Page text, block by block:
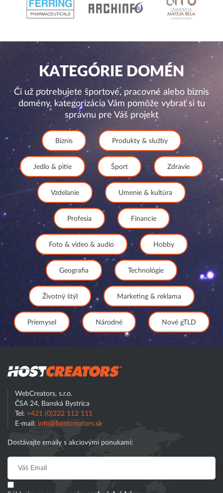
KATEGÓRIE DOMÉN
Či už potrebujete športové, pracovné alebo biznis
domény, kategorizácia Vám pomôže vybrať si tu
správnu pre Váš projekt
Biznis Produkty & služby
Jedlo & pitie Šport Zdravie
Vzdelanie Umenie & kultúra
Profesia Financie
Foto & video & audio Hobby
Geografia Technológie
Životný štýl Marketing & reklama
Priemysel Národné Nové gTLD
WebCreators, s.r.o.
ČSA 24, Banská Bystrica
Tel: +421 (0)222 112 111
E-mail: info@hostcreators.sk
Dostávajte emaily s akciovými ponukami: